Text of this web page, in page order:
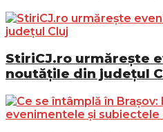
StiriCJ.ro urmărește
noutățile din județul